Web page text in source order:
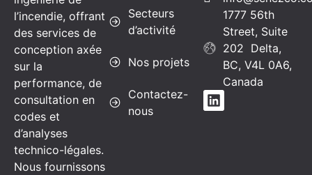
l’incendie, offrant
des services de
conception axée
sur la
performance, de
consultation en
codes et
d’analyses
technico-légales.
Nous fournissons
Secteurs
d’activité
Nos projets
Contactez-
nous
1777 56th
Street, Suite
202 Delta,
BC, V4L 0A6,
Canada